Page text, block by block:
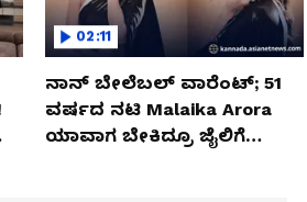
02:11
ನಾನ್ ಬೇಲೆಬಲ್ ವಾರೆಂಟ್; 51
ವರ್ಷದ ನಟಿ Malaika Arora
ಯಾವಾಗ ಬೇಕಿದ್ರೂ ಜೈಲಿಗೆ